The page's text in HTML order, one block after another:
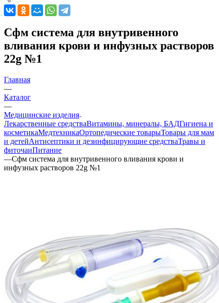
Сфм система для внутривенного
вливания крови и инфузных растворов
22g №1
Главная
—
Каталог
—
Медицинские изделия
Лекарственные средстваВитамины, минералы, БАДГигиена и
косметикаМедтехникаОртопедические товарыТовары для мам
и детейАнтисептики и дезинфицирующие средстваТравы и
фиточаиПитание
—Сфм система для внутривенного вливания крови и
инфузных растворов 22g №1